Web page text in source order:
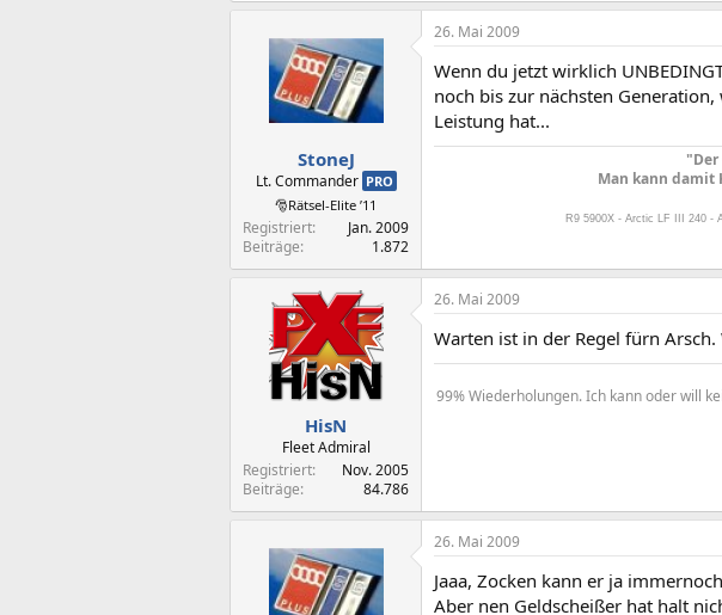
StoneJ
Lt. Commander PRO
🎅Rätsel-Elite ’11
Registriert
Jan. 2009
Beiträge
1.872
26. Mai 2009
Wenn du jetzt wirklich
noch bis zur nächsten
Leistung hat...
Man kann damit
R9 5900X - Arctic LF III 240 -
HisN
Fleet Admiral
Registriert
Nov. 2005
Beiträge
84.786
26. Mai 2009
Warten ist in der Regel fürn
99% Wiederholungen. Ich kann oder will
26. Mai 2009
Jaaa, Zocken kann er ja
Aber nen Geldscheißer hat halt